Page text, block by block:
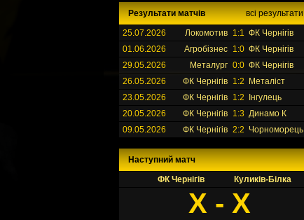
всі результати
Результати матчів
25.07.2026
Локомотив 1:1 ФК Чернігів
01.06.2026
Агробізнес 1:0 ФК Чернігів
29.05.2026
Металург 0:0 ФК Чернігів
26.05.2026
ФК Чернігів 1:2
Металіст
23.05.2026
ФК Чернігів 1:2
Інгулець
20.05.2026
ФК Чернігів 1:3 Динамо К
09.05.2026
ФК Чернігів 2:2 Чорноморець
Наступний матч
ФК Чернігів
Куликів-Білка
X - X